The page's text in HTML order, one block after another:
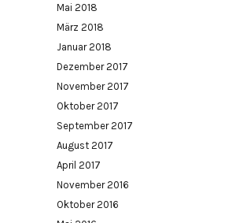
Mai 2018
März 2018
Januar 2018
Dezember 2017
November 2017
Oktober 2017
September 2017
August 2017
April 2017
November 2016
Oktober 2016